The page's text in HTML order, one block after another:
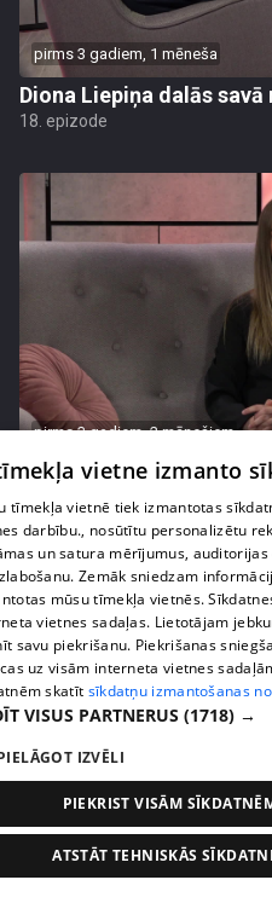
pirms 3 gadiem, 1 mēneša
Diona Liepiņa dalās
18. epizode
pirms 3 gadiem, 2 mēnešiem
Dziedātāja Diona
18. epizode
pirms 3 gadiem, 2 mēnešiem
Katrīna Gupalo dalās
viņa sajūtas seksīga
vietne izmanto
tīmekļa vietnē tiek izmantotas
darbību., nosūtītu personalizētu
un satura mērījumus,
Zemāk sniedzam
mūsu tīmekļa vietnēs.
vietnes sadaļas. Lietotājam
savu piekrišanu. Piekrišanas
uz visām interneta vietnes
skatīt sīkdatņu izmantošanas
VISUS PARTNERUS (1718) →
IZVĒLI
PIEKRIST VISĀM
ATSTĀT TEHNISKĀS